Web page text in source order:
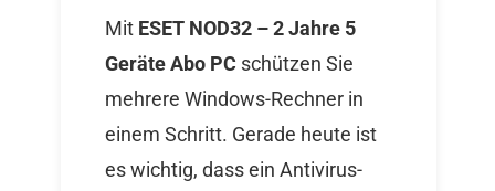
Mit ESET NOD32 – 2 Jahre 5
Geräte Abo PC schützen Sie
mehrere Windows-Rechner in
einem Schritt. Gerade heute ist
es wichtig, dass ein Antivirus-